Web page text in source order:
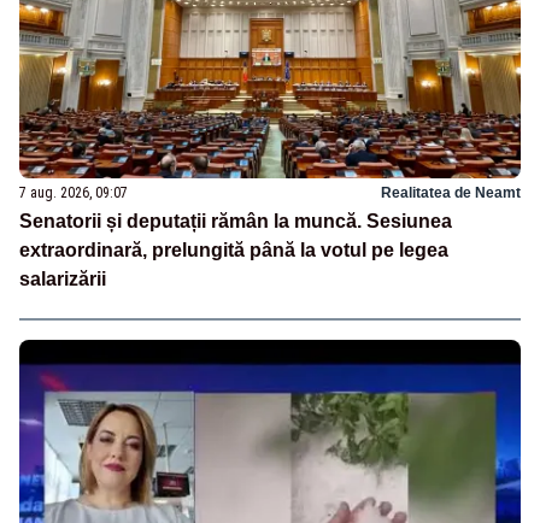
7 aug. 2026, 09:07 Realitatea de Neamt
Senatorii și deputații rămân la muncă. Sesiunea
extraordinară, prelungită până la votul pe legea
salarizării